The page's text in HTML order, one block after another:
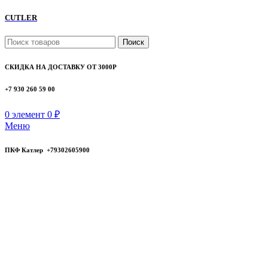
CUTLER
Поиск
СКИДКА НА ДОСТАВКУ ОТ 3000Р
+7 930 260 59 00
0 элемент 0 ₽
Меню
ПКФ Катлер +79302605900